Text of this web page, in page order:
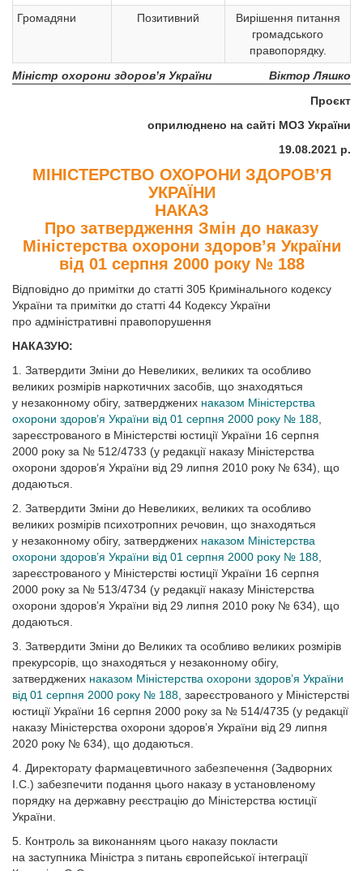
Громадяни
Позитивний
Вирішення питання
громадського
правопорядку.
Міністр охорони здоров’я України
Віктор Ляшко
Проєкт
оприлюднено на сайті МОЗ України
19.08.2021 р.
МІНІСТЕРСТВО ОХОРОНИ ЗДОРОВ’Я
УКРАЇНИ
НАКАЗ
Про затвердження Змін до наказу
Міністерства охорони здоровʼя України
від 01 серпня 2000 року № 188
Відповідно до примітки до статті 305 Кримінального кодексу
України та примітки до статті 44 Кодексу України
про адміністративні правопорушення
НАКАЗУЮ:
1. Затвердити Зміни до Невеликих, великих та особливо
великих розмірів наркотичних засобів, що знаходяться
у незаконному обігу, затверджених наказом Міністерства
охорони здоров’я України від 01 серпня 2000 року № 188
зареєстрованого в Міністерстві юстиції України 16 серпня
2000 року за № 512/4733 (у редакції наказу Міністерства
охорони здоров’я України від 29 липня 2010 року № 634), що
додаються.
2. Затвердити Зміни до Невеликих, великих та особливо
великих розмірів психотропних речовин, що знаходяться
у незаконному обігу, затверджених наказом Міністерства
охорони здоров’я України від 01 серпня 2000 року № 188
зареєстрованого у Міністерстві юстиції України 16 серпня
2000 року за № 513/4734 (у редакції наказу Міністерства
охорони здоров’я України від 29 липня 2010 року № 634), що
додаються.
3. Затвердити Зміни до Великих та особливо великих розмірів
прекурсорів, що знаходяться у незаконному обігу,
затверджених наказом Міністерства охорони здоров’я України
від 01 серпня 2000 року № 188 , зареєстрованого у Міністерстві
юстиції України 16 серпня 2000 року за № 514/4735 (у редакції
наказу Міністерства охорони здоров’я України від 29 липня
2020 року № 634), що додаються.
4. Директорату фармацевтичного забезпечення (Задворних
І.С.) забезпечити подання цього наказу в установленому
порядку на державну реєстрацію до Міністерства юстиції
України.
5. Контроль за виконанням цього наказу покласти
на заступника Міністра з питань європейської інтеграції